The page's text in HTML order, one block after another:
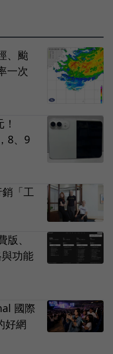
、颱
一次
8、9
「工
、
功能
國際
好網